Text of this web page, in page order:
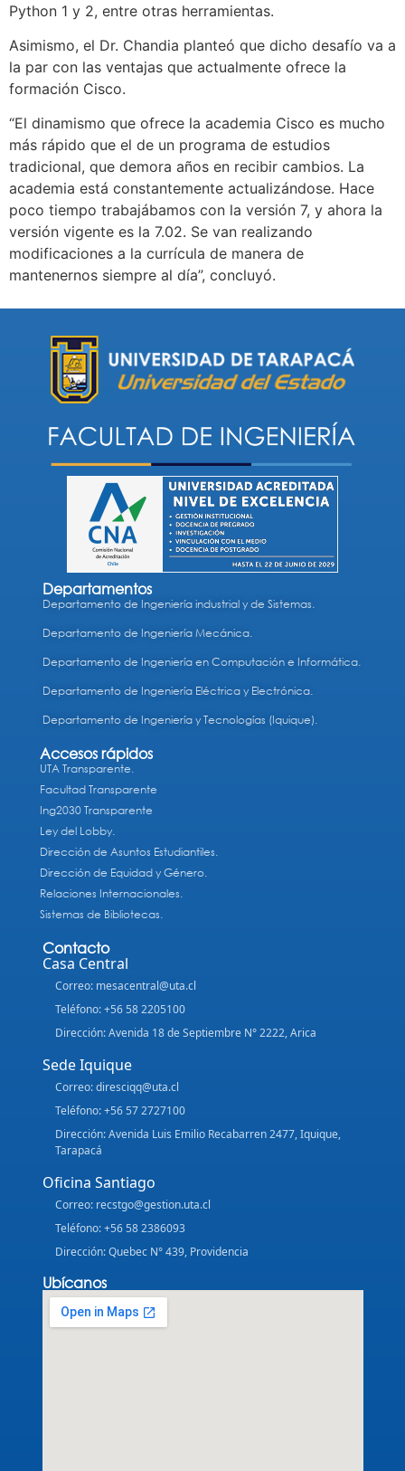
Python 1 y 2, entre otras herramientas.
Asimismo, el Dr. Chandia planteó que dicho desafío va a
la par con las ventajas que actualmente ofrece la
formación Cisco.
“El dinamismo que ofrece la academia Cisco es mucho
más rápido que el de un programa de estudios
tradicional, que demora años en recibir cambios. La
academia está constantemente actualizándose. Hace
poco tiempo trabajábamos con la versión 7, y ahora la
versión vigente es la 7.02. Se van realizando
modificaciones a la currícula de manera de
mantenernos siempre al día”, concluyó.
Departamentos
Departamento de Ingeniería industrial y de Sistemas.
Departamento de Ingeniería Mecánica.
Departamento de Ingeniería en Computación e Informática.
Departamento de Ingeniería Eléctrica y Electrónica.
Departamento de Ingeniería y Tecnologías (Iquique).
Accesos rápidos
UTA Transparente.
Facultad Transparente
Ing2030 Transparente
Ley del Lobby.
Dirección de Asuntos Estudiantiles.
Dirección de Equidad y Género.
Relaciones Internacionales.
Sistemas de Bibliotecas.
Contacto
Casa Central
Correo: mesacentral@uta.cl
Teléfono: +56 58 2205100
Dirección: Avenida 18 de Septiembre N° 2222, Arica
Sede Iquique
Correo: diresciqq@uta.cl
Teléfono: +56 57 2727100
Dirección: Avenida Luis Emilio Recabarren 2477, Iquique,
Tarapacá
Oficina Santiago
Correo: recstgo@gestion.uta.cl
Teléfono: +56 58 2386093
Dirección: Quebec N° 439, Providencia
Ubícanos